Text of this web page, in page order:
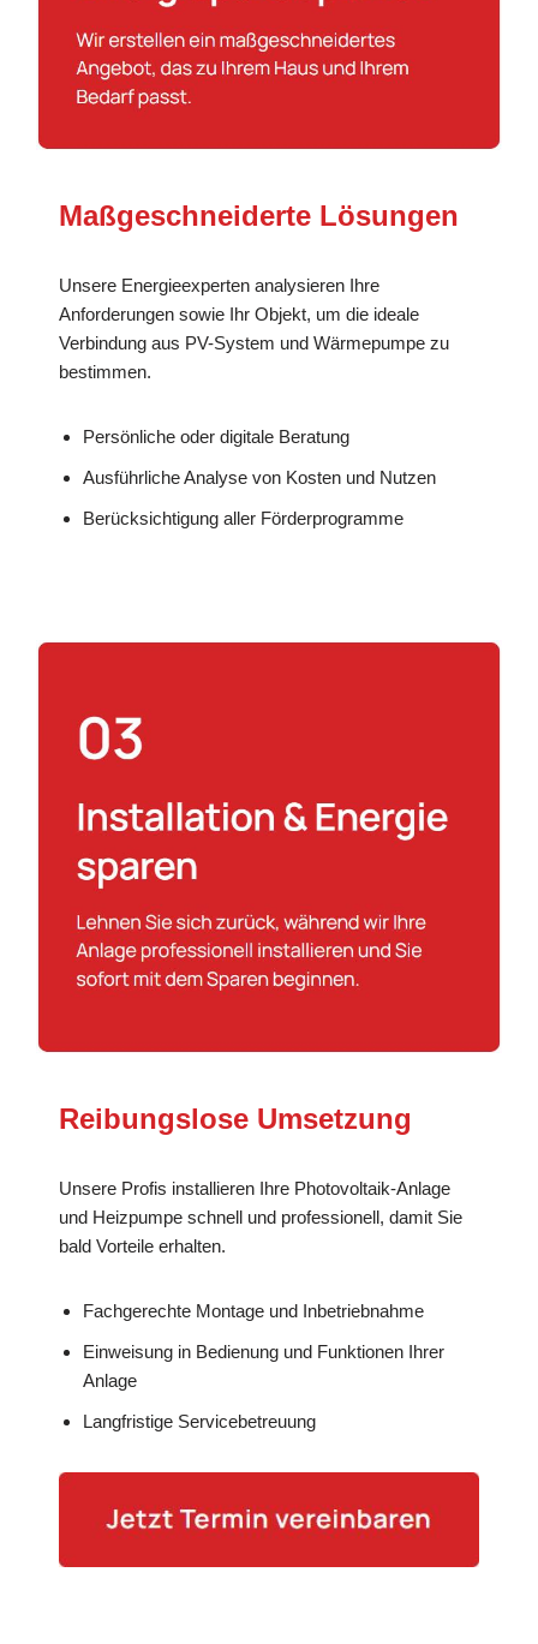
Maßgeschneiderte Lösungen
Unsere Energieexperten analysieren Ihre
Anforderungen sowie Ihr Objekt, um die ideale
Verbindung aus PV-System und Wärmepumpe zu
bestimmen.
Persönliche oder digitale Beratung
Ausführliche Analyse von Kosten und Nutzen
Berücksichtigung aller Förderprogramme
Reibungslose Umsetzung
Unsere Profis installieren Ihre Photovoltaik-Anlage
und Heizpumpe schnell und professionell, damit Sie
bald Vorteile erhalten.
Fachgerechte Montage und Inbetriebnahme
Einweisung in Bedienung und Funktionen Ihrer
Anlage
Langfristige Servicebetreuung